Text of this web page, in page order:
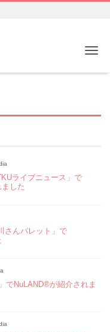
ライブニュース」で
した
さんパレット」で
でNuLAND®︎が紹介されま